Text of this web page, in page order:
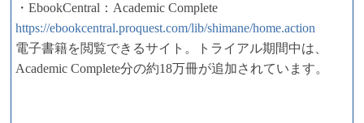
・EbookCentral：Academic Complete
https://ebookcentral.proquest.com/lib/shimane/home.action
電子書籍を閲覧できるサイト。トライアル期間中は、
Academic Complete分の約18万冊が追加されています。